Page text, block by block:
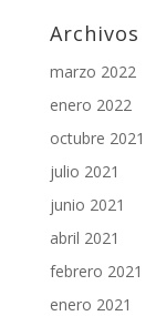
Archivos
marzo 2022
enero 2022
octubre 2021
julio 2021
junio 2021
abril 2021
febrero 2021
enero 2021